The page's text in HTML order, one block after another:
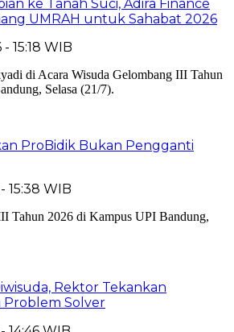
ke Tanah Suci, Adira Finance
UMRAH untuk Sahabat 2026
15:18 WIB
ProBidik Bukan Pengganti
15:38 WIB
Rektor Tekankan
Problem Solver